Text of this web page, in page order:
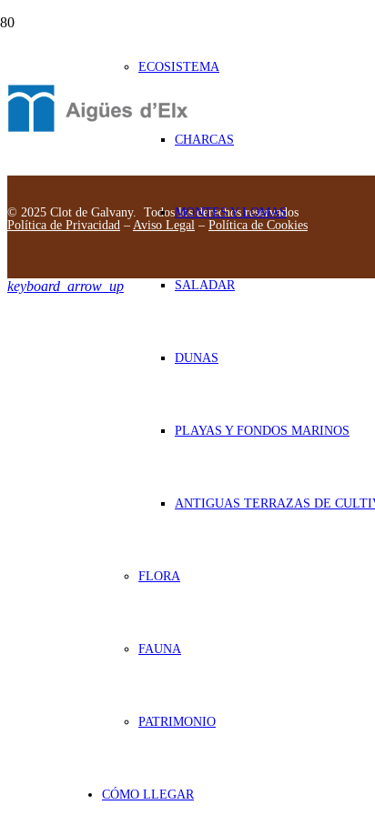
ECOSISTEMA
CHARCAS
MONTES Y LOMAS
SALADAR
DUNAS
PLAYAS Y FONDOS MARINOS
ANTIGUAS TERRAZAS DE
FLORA
FAUNA
PATRIMONIO
CÓMO LLEGAR
© 2025 Clot de Galvany. Todos los derechos reservados
Política de Privacidad – Aviso Legal – Política de Cookies
keyboard_arrow_up